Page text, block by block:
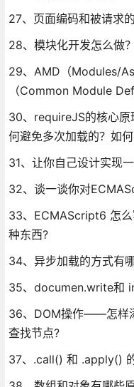
27、页面编码和被请求
28、模块化开发怎么做？
29、AMD（Modules/
（Common Module
30、requireJS的核心原
何避免多次加载的？如何
31、让你自己设计实现
32、谈一谈你对
33、ECMAScript6 怎
种东西?
34、异步加载的方式有哪
35、documen.write和
36、DOM操作——怎样
查找节点?
37、.call() 和 .apply()